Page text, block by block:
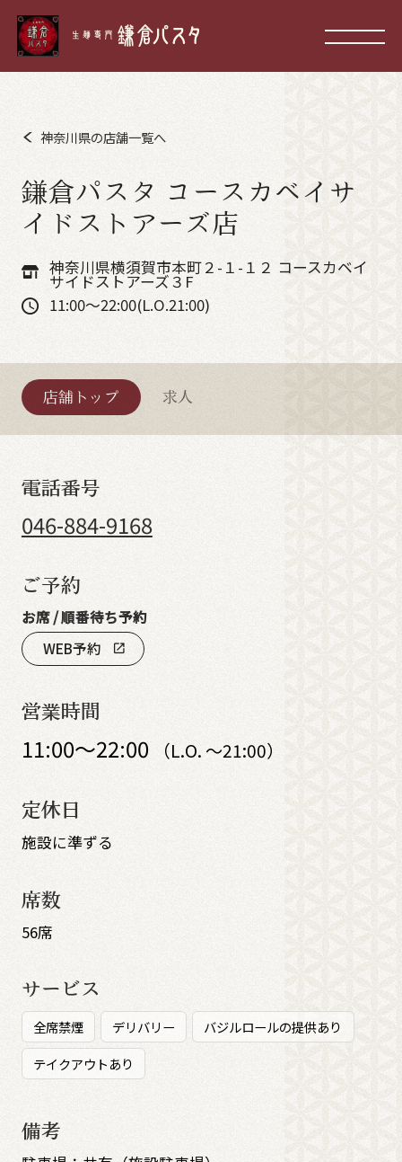
神奈川県の店舗一覧へ
鎌倉パスタ コースカベイサ
イドストアーズ店
神奈川県横須賀市本町２-１-１２ コースカベイ
サイドストアーズ３F
11:00～22:00(L.O.21:00)
店舗トップ 求人
電話番号
046-884-9168
ご予約
お席 / 順番待ち予約
WEB予約
open_in_new
営業時間
11:00～22:00 （L.O. ～21:00）
定休日
施設に準ずる
席数
56席
サービス
全席禁煙 デリバリー
バジルロールの提供あり
テイクアウトあり
備考